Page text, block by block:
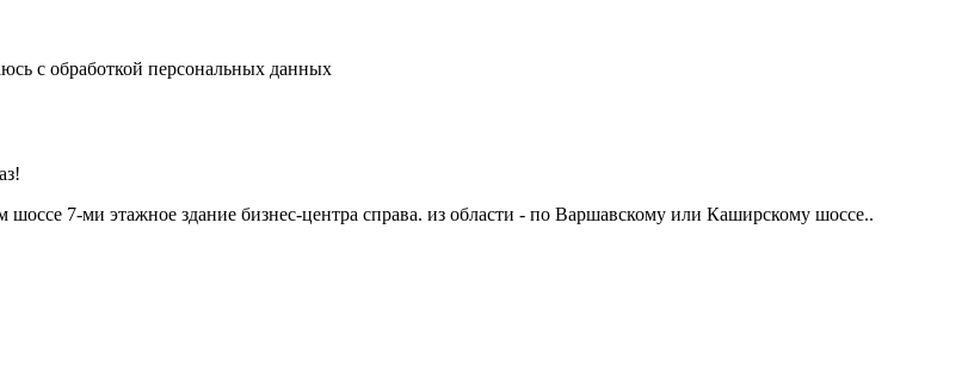
с обработкой персональных данных
7-ми этажное здание бизнес-центра справа. из области - по Варшавскому или Каширскому шоссе..